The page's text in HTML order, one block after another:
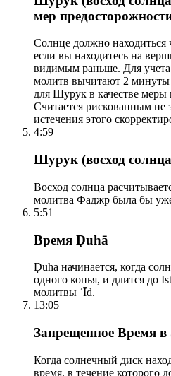
мер
Солнце должно находиться
если вы находитесь на
видимым раньше. Для
молитв вычитают 2 минуты
для Шурук в качестве меры
Считается рискованным не
истечения этого
4:59
Шурук (восход
Восход солнца
молитва Фаджр была бы
5:51
Время Ḍuhā
Ḍuhā начинается, когда
одного копья, и длится до
молитвы ʿĪd.
13:05
Запрещенное Время в
Когда солнечный диск
время, в течение которого